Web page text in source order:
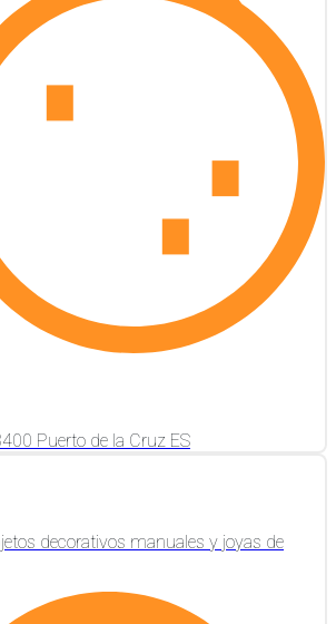
Puerto de la Cruz ES
decorativos manuales y joyas de